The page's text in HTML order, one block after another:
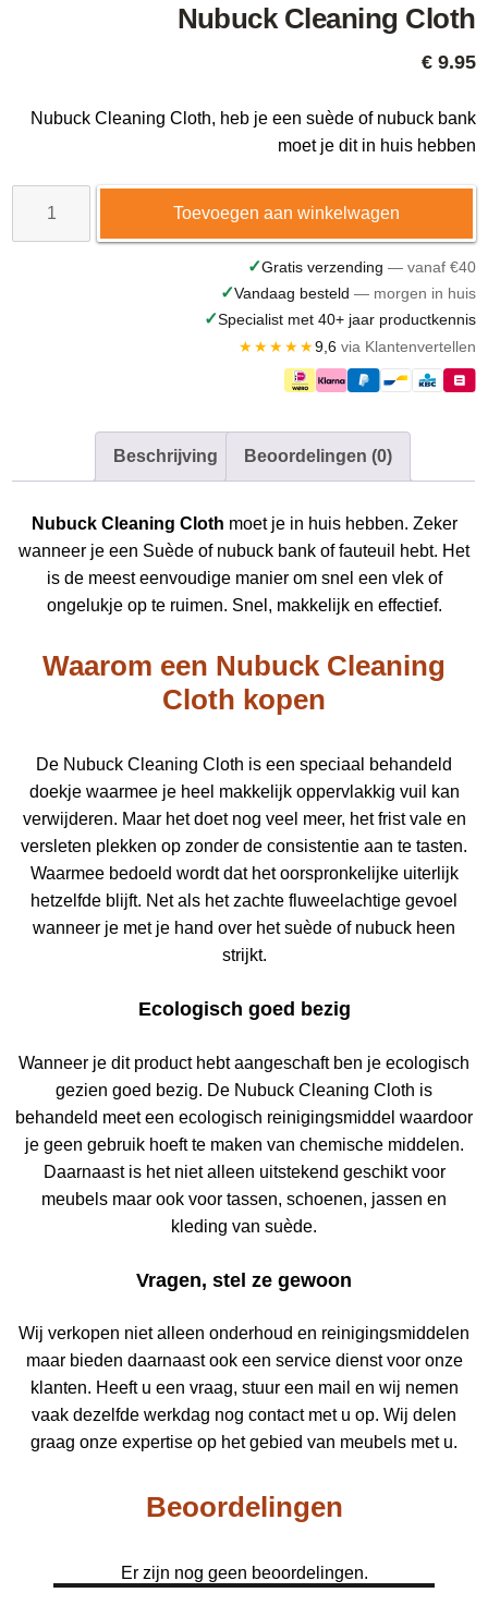
Nubuck Cleaning Cloth
€9.95
Nubuck Cleaning Cloth, heb je een suède of nubuck bank
moet je dit in huis hebben
Toevoegen aan winkelwagen
✓Gratis verzending — vanaf €40
✓Vandaag besteld — morgen in huis
✓Specialist met 40+ jaar productkennis
★★★★★9,6via Klantenvertellen
Beschrijving Beoordelingen (0)
Nubuck Cleaning Cloth moet je in huis hebben. Zeker
wanneer je een Suède of nubuck bank of fauteuil hebt. Het
is de meest eenvoudige manier om snel een vlek of
ongelukje op te ruimen. Snel, makkelijk en effectief.
Waarom een Nubuck Cleaning
Cloth kopen
De Nubuck Cleaning Cloth is een speciaal behandeld
doekje waarmee je heel makkelijk oppervlakkig vuil kan
verwijderen. Maar het doet nog veel meer, het frist vale en
versleten plekken op zonder de consistentie aan te tasten.
Waarmee bedoeld wordt dat het oorspronkelijke uiterlijk
hetzelfde blijft. Net als het zachte fluweelachtige gevoel
wanneer je met je hand over het suède of nubuck heen
strijkt.
Ecologisch goed bezig
Wanneer je dit product hebt aangeschaft ben je ecologisch
gezien goed bezig. De Nubuck Cleaning Cloth is
behandeld meet een ecologisch reinigingsmiddel waardoor
je geen gebruik hoeft te maken van chemische middelen.
Daarnaast is het niet alleen uitstekend geschikt voor
meubels maar ook voor tassen, schoenen, jassen en
kleding van suède.
Vragen, stel ze gewoon
Wij verkopen niet alleen onderhoud en reinigingsmiddelen
maar bieden daarnaast ook een service dienst voor onze
klanten. Heeft u een vraag, stuur een mail en wij nemen
vaak dezelfde werkdag nog contact met u op. Wij delen
graag onze expertise op het gebied van meubels met u.
Beoordelingen
Er zijn nog geen beoordelingen.